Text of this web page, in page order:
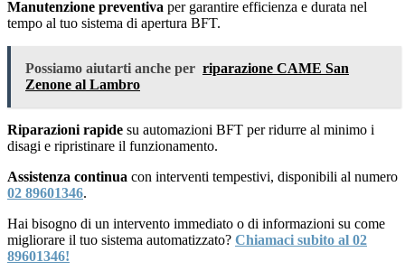
Manutenzione preventiva per garantire efficienza e durata nel
tempo al tuo sistema di apertura BFT.
Possiamo aiutarti anche per riparazione CAME San
Zenone al Lambro
Riparazioni rapide su automazioni BFT per ridurre al minimo i
disagi e ripristinare il funzionamento.
Assistenza continua con interventi tempestivi, disponibili al numero
02 89601346.
Hai bisogno di un intervento immediato o di informazioni su come
migliorare il tuo sistema automatizzato? Chiamaci subito al 02
89601346!